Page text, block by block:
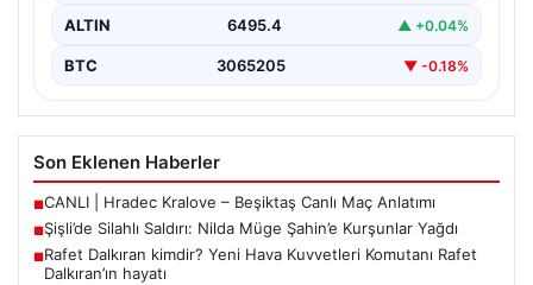
ALTIN 6495.4 ▲ +0.04%
BTC 3065205 ▼ -0.18%
Son Eklenen Haberler
■CANLI | Hradec Kralove – Beşiktaş Canlı Maç Anlatımı
■Şişli’de Silahlı Saldırı: Nilda Müge Şahin’e Kurşunlar Yağdı
■Rafet Dalkıran kimdir? Yeni Hava Kuvvetleri Komutanı Rafet
Dalkıran’ın hayatı